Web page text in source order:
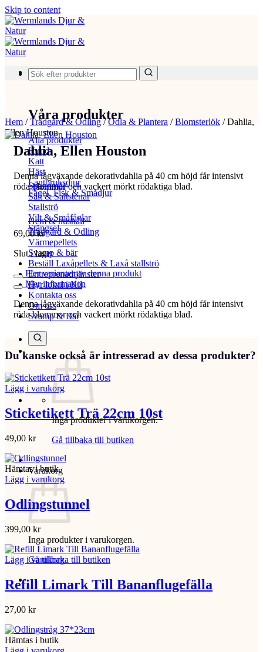
Skip to content
Produkter
Våra produkter
Alla produkter
Hund
Katt
Häst
Lantbruksdjur
Fågel, Fisk & Smådjur
Spannmål
Salt & Saltstenar
Stallströ
Vilt & Småfåglar
Stängsel
Hem & hushåll
Trädgård & Odling
Värmepellets
Svamp & bär
Beställ Laxåpellets & Laxå stallströ
Entreprenadtjänster
Hyr lokal i Kil
Kontakta oss
Om oss
Svamp & Bär
Inga produkter i varukorgen.
Gå tillbaka till butiken
Varukorg
Inga produkter i varukorgen.
Gå tillbaka till butiken
Hem /Trädgård & Odling/Odla & Plantera /Blomsterlök /Dahlia,
Ellen Houston
Dahlia, Ellen Houston
Denna lågväxande dekorativdahlia på 40 cm höjd får intensivt
röda blommor och vackert mörkt rödaktiga blad.
69,00kr
Slut i lager
Fler varianter av denna produkt
Mer information
Denna lågväxande dekorativdahlia på 40 cm höjd får intensivt
röda blommor och vackert mörkt rödaktiga blad.
Du kanske också är intresserad av dessa produkter?
Lägg i varukorg
Sticketikett Trä 22cm 10st
49,00 kr
Hämtas i butik
Lägg i varukorg
Odlingstunnel
399,00 kr
Lägg i varukorg
Refill Limark Till Bananflugefälla
27,00 kr
Hämtas i butik